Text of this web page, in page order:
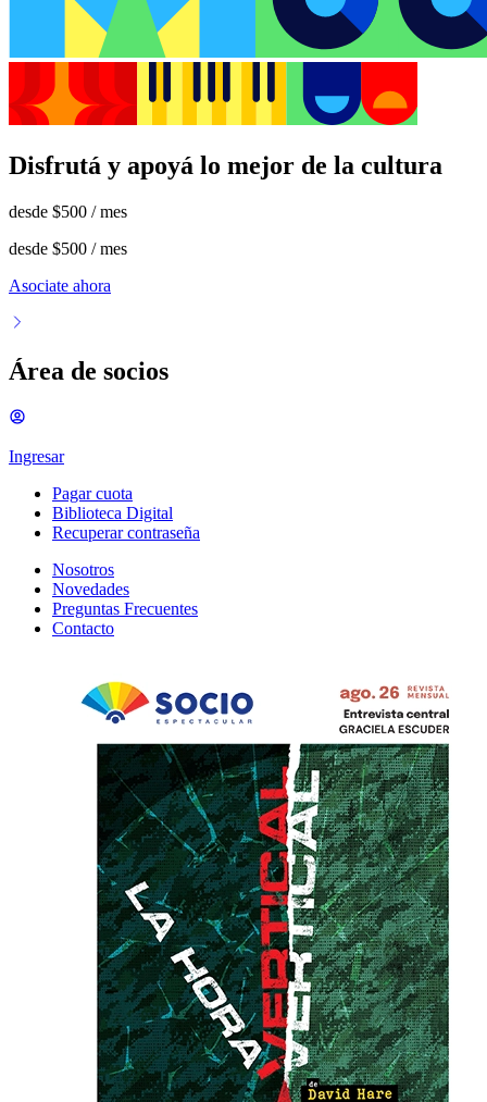
Disfrutá y apoyá lo mejor de la cultura
desde $500 / mes
desde $500 / mes
Asociate ahora
Área de socios
Ingresar
Pagar cuota
Biblioteca Digital
Recuperar contraseña
Nosotros
Novedades
Preguntas Frecuentes
Contacto